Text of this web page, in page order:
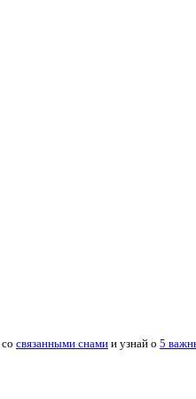
со связанными снами и узнай о 5